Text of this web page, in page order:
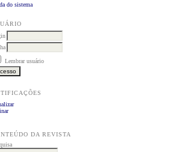
do sistema
Lembrar usuário
DA REVISTA